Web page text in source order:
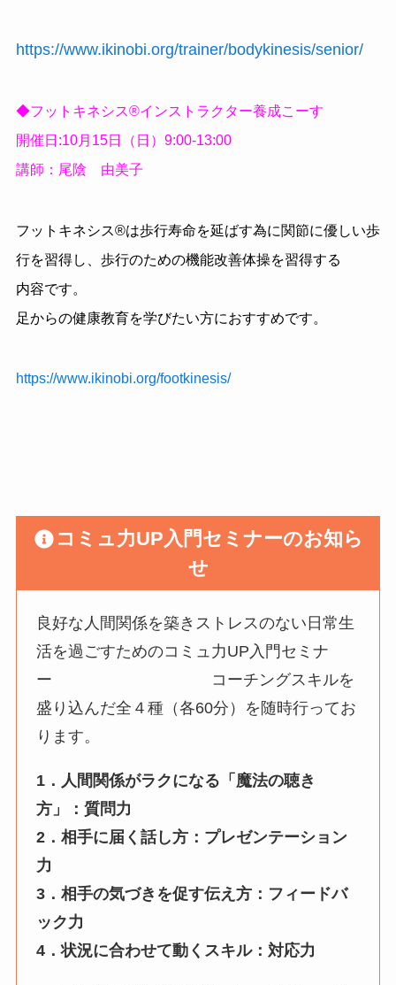
https://www.ikinobi.org/trainer/bodykinesis/senior/
◆フットキネシス®️インストラクター養成こーす
開催日:10月15日（日）9:00-13:00
講師：尾陰 由美子
フットキネシス®️は歩行寿命を延ばす為に関節に優しい歩
行を習得し、歩行のための機能改善体操を習得する
内容です。
足からの健康教育を学びたい方におすすめです。
https://www.ikinobi.org/footkinesis/
コミュ力UP入門セミナーのお知ら
せ
良好な人間関係を築きストレスのない日常生
活を過ごすためのコミュ力UP入門セミナ
ー コーチングスキルを
盛り込んだ全４種（各60分）を随時行ってお
ります。
1．人間関係がラクになる「魔法の聴き
方」：質問力
2．相手に届く話し方：プレゼンテーション
力
3．相手の気づきを促す伝え方：フィードバ
ック力
4．状況に合わせて動くスキル：対応力